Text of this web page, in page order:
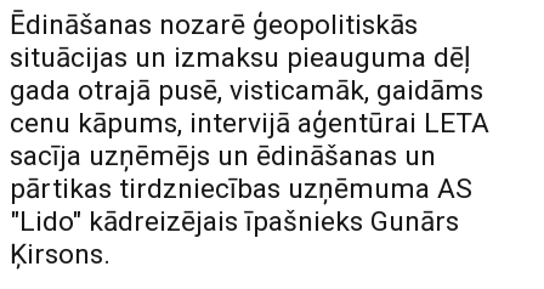
Ēdināšanas nozarē ģeopolitiskās
situācijas un izmaksu pieauguma dēļ
gada otrajā pusē, visticamāk, gaidāms
cenu kāpums, intervijā aģentūrai LETA
sacīja uzņēmējs un ēdināšanas un
pārtikas tirdzniecības uzņēmuma AS
"Lido" kādreizējais īpašnieks Gunārs
Ķirsons.